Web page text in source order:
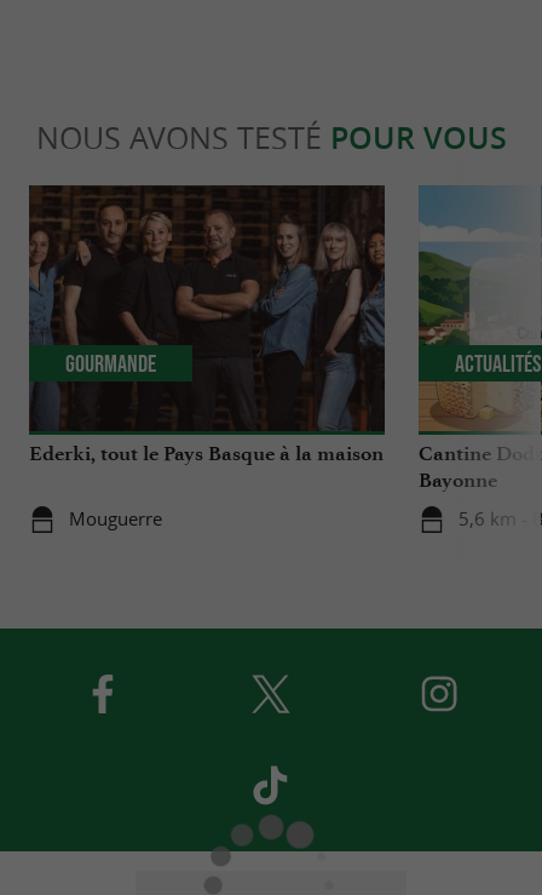
NOUS AVONS TESTÉ POUR VOUS
Ederki, tout le Pays Basque à la maison
Mouguerre
Gourmande
Cantine
Bayonne
5,6 km -
Actualités